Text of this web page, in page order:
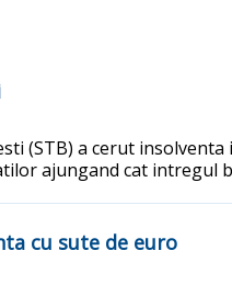
(STB) a cerut
ajungand cat intregul
cu sute de euro